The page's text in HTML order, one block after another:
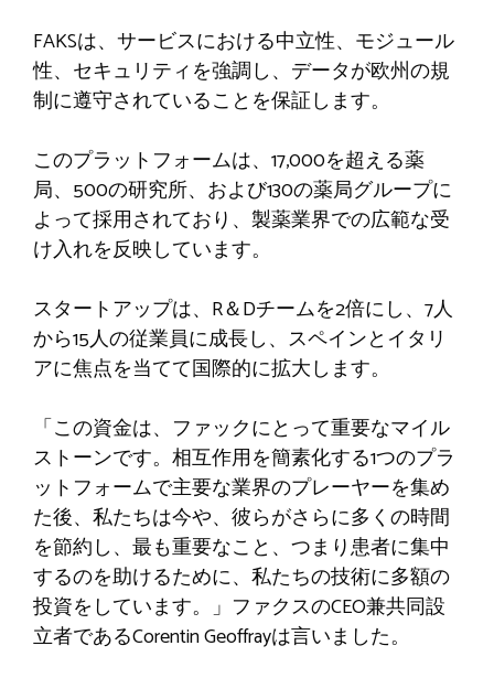
FAKSは、サービスにおける中立性、モジュール
性、セキュリティを強調し、データが欧州の規
制に遵守されていることを保証します。
このプラットフォームは、17,000を超える薬
局、500の研究所、および130の薬局グループに
よって採用されており、製薬業界での広範な受
け入れを反映しています。
スタートアップは、R＆Dチームを2倍にし、7人
から15人の従業員に成長し、スペインとイタリ
アに焦点を当てて国際的に拡大します。
「この資金は、ファックにとって重要なマイル
ストーンです。相互作用を簡素化する1つのプラ
ットフォームで主要な業界のプレーヤーを集め
た後、私たちは今や、彼らがさらに多くの時間
を節約し、最も重要なこと、つまり患者に集中
するのを助けるために、私たちの技術に多額の
投資をしています。」ファクスのCEO兼共同設
立者であるCorentin Geoffrayは言いました。